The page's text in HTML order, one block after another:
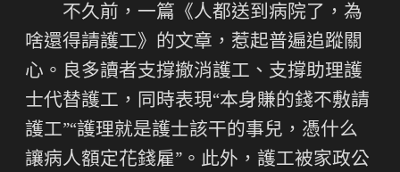
不久前，一篇《人都送到病院了，為
啥還得請護工》的文章，惹起普遍追蹤關
心。良多讀者支撐撤消護工、支撐助理護
士代替護工，同時表現“本身賺的錢不敷請
護工”“護理就是護士該干的事兒，憑什么
讓病人額定花錢雇”。此外，護工被家政公